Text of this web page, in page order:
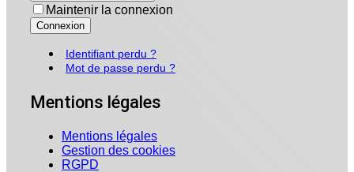
Maintenir la connexion
Connexion
Identifiant perdu ?
Mot de passe perdu ?
Mentions légales
Mentions légales
Gestion des cookies
RGPD